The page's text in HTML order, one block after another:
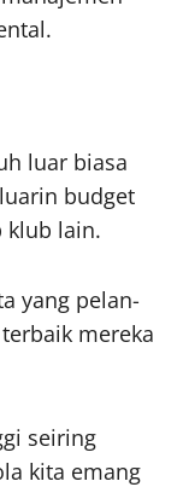
luar biasa
budget
klub lain.
yang pelan-
mereka
seiring
kita emang